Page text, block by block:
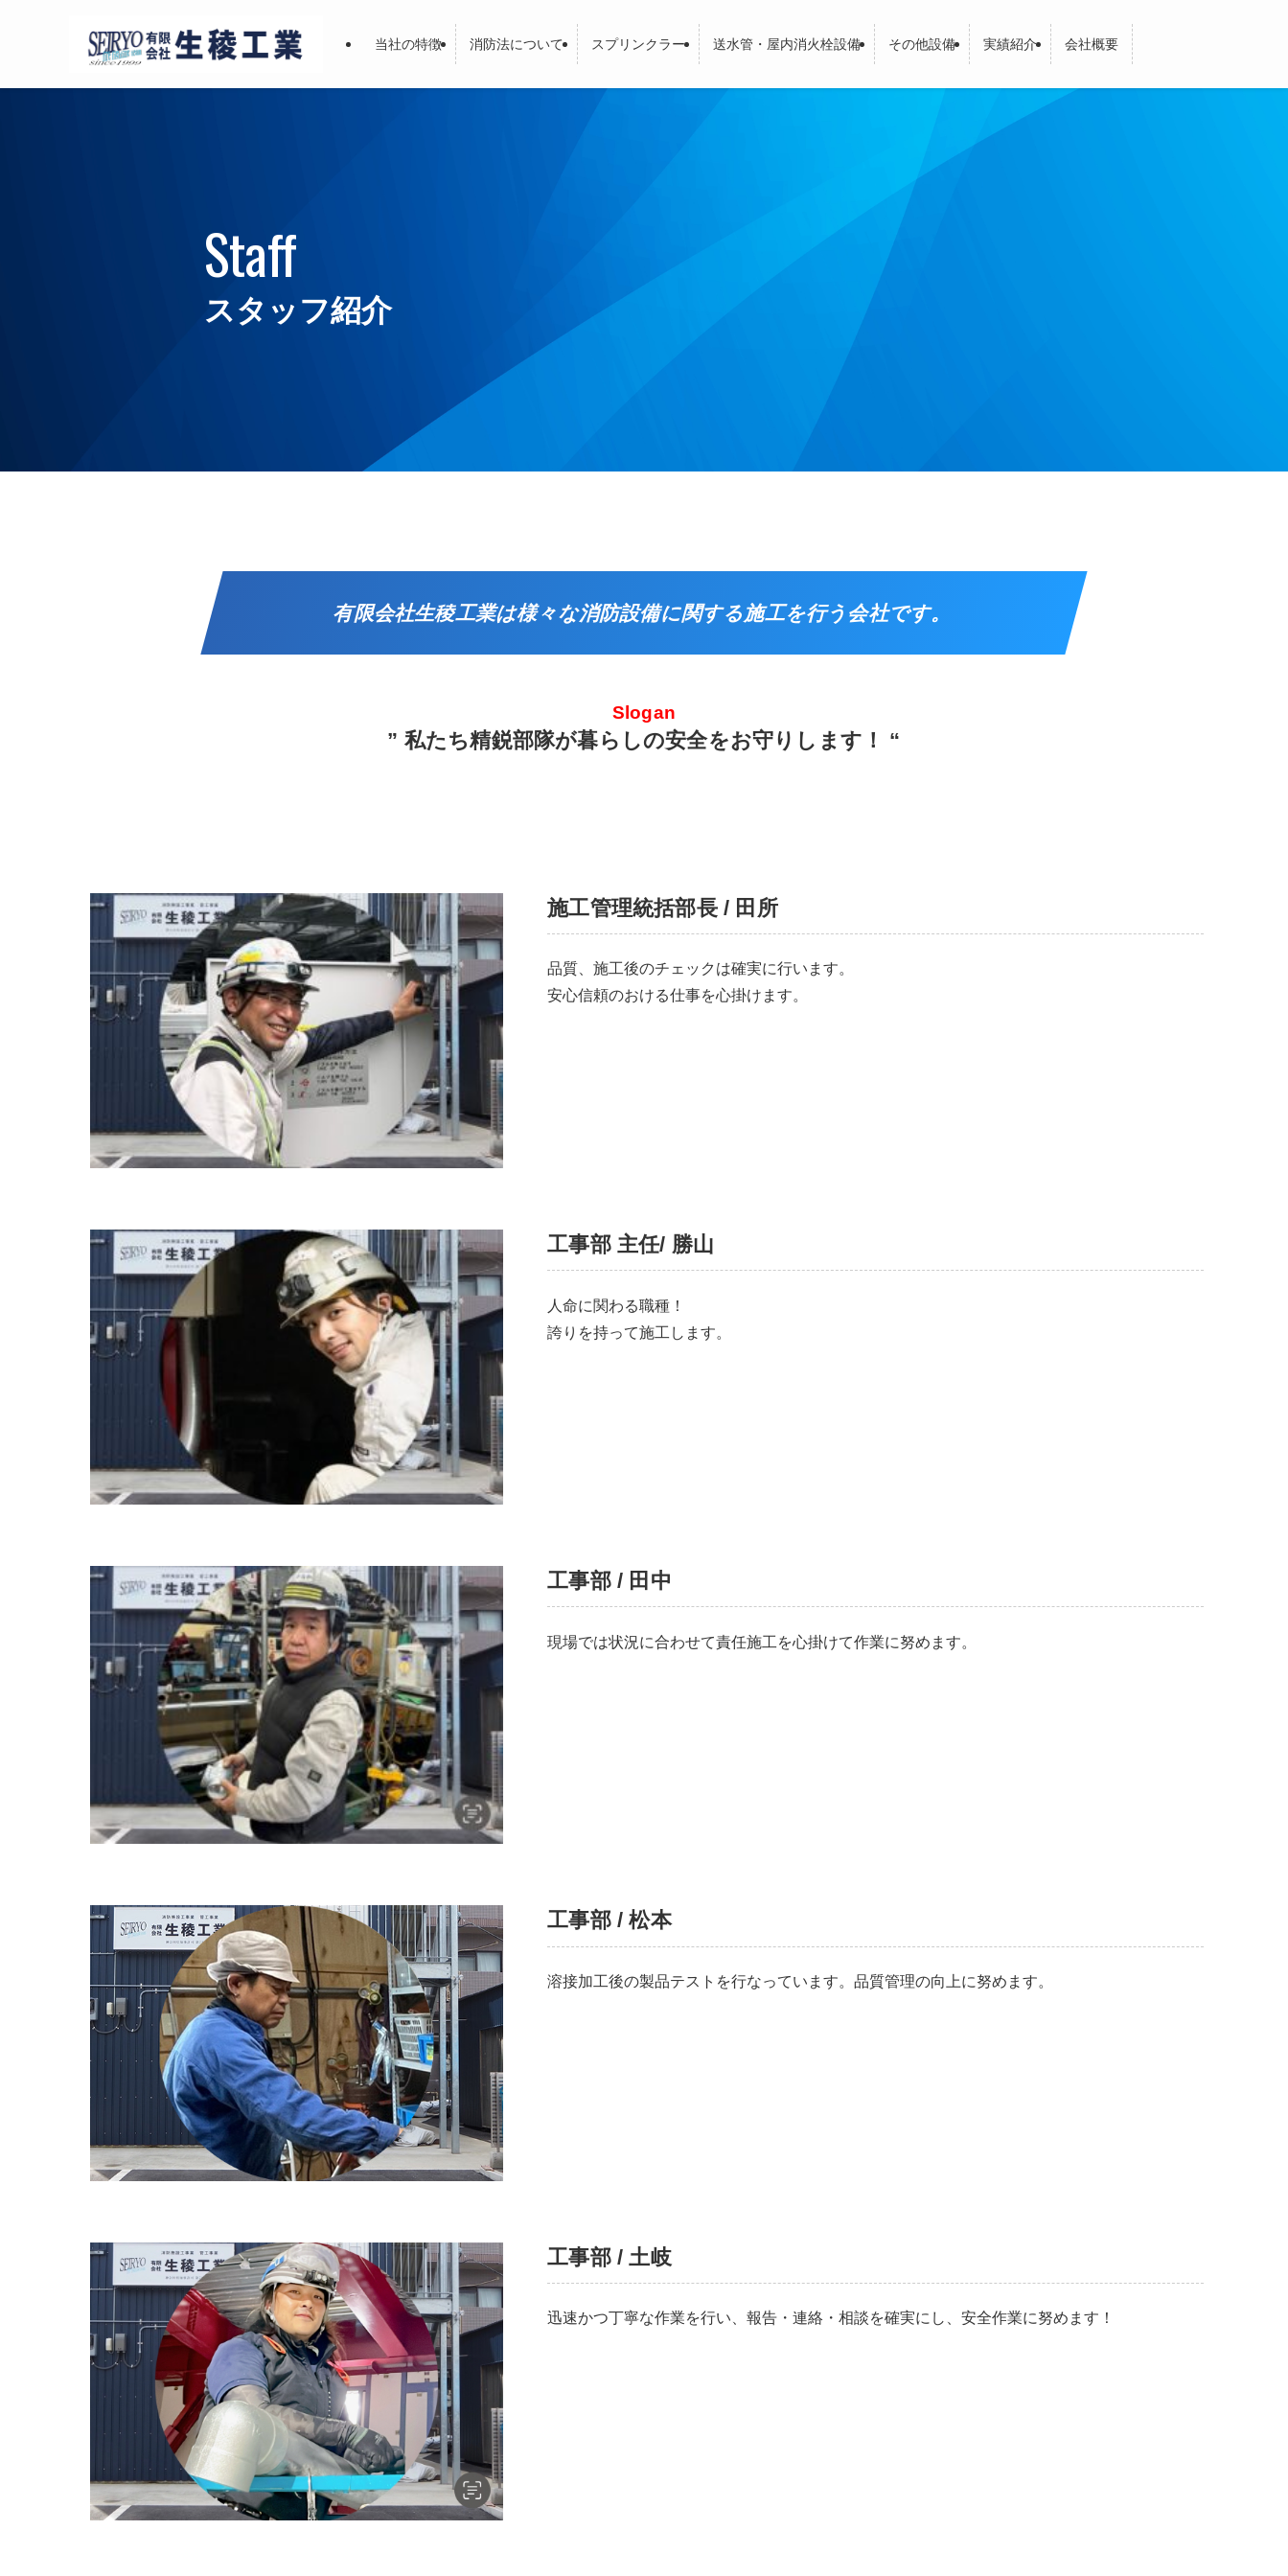
当社の特徴 消防法について スプリンクラー 送水管・屋内消火栓設備 その他設備 実績紹介 会社概要
Staff
スタッフ紹介
有限会社生稜工業は様々な消防設備に関する施工を行う会社です。
Slogan
” 私たち精鋭部隊が暮らしの安全をお守りします！ “
施工管理統括部長 / 田所
品質、施工後のチェックは確実に行います。
安心信頼のおける仕事を心掛けます。
工事部 主任/ 勝山
人命に関わる職種！
誇りを持って施工します。
工事部 / 田中
現場では状況に合わせて責任施工を心掛けて作業に努めます。
工事部 / 松本
溶接加工後の製品テストを行なっています。品質管理の向上に努めます。
工事部 / 土岐
迅速かつ丁寧な作業を行い、報告・連絡・相談を確実にし、安全作業に努めます！